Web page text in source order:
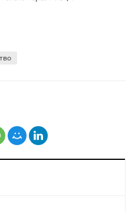
по кредиту? Что важно
рекордное укрепление за два